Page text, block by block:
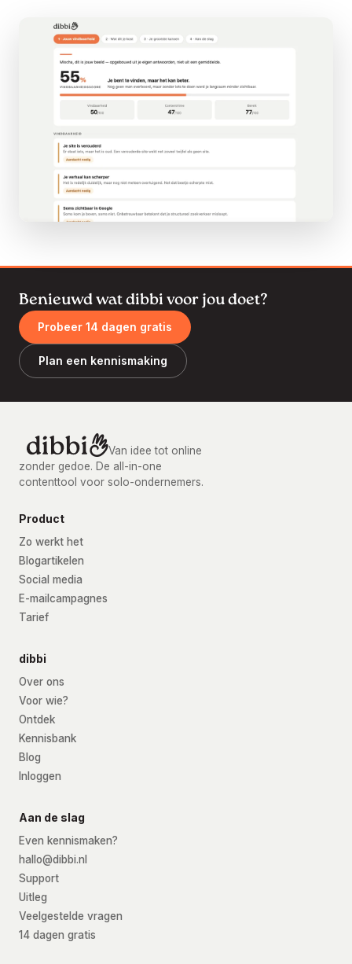
Benieuwd wat dibbi voor jou doet?
Probeer 14 dagen gratis
Plan een kennismaking
Van idee tot online
zonder gedoe. De all-in-one
contenttool voor solo-ondernemers.
Product
Zo werkt het
Blogartikelen
Social media
E-mailcampagnes
Tarief
dibbi
Over ons
Voor wie?
Ontdek
Kennisbank
Blog
Inloggen
Aan de slag
Even kennismaken?
hallo@dibbi.nl
Support
Uitleg
Veelgestelde vragen
14 dagen gratis